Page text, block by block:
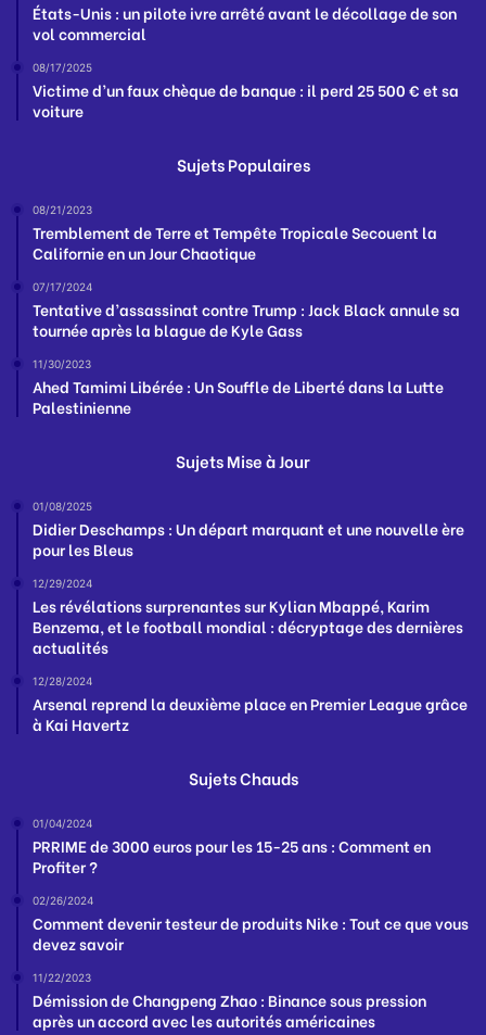
États-Unis : un pilote ivre arrêté avant le décollage de son
vol commercial
08/17/2025
Victime d’un faux chèque de banque : il perd 25 500 € et sa
voiture
Sujets Populaires
08/21/2023
Tremblement de Terre et Tempête Tropicale Secouent la
Californie en un Jour Chaotique
07/17/2024
Tentative d’assassinat contre Trump : Jack Black annule sa
tournée après la blague de Kyle Gass
11/30/2023
Ahed Tamimi Libérée : Un Souffle de Liberté dans la Lutte
Palestinienne
Sujets Mise à Jour
01/08/2025
Didier Deschamps : Un départ marquant et une nouvelle ère
pour les Bleus
12/29/2024
Les révélations surprenantes sur Kylian Mbappé, Karim
Benzema, et le football mondial : décryptage des dernières
actualités
12/28/2024
Arsenal reprend la deuxième place en Premier League grâce
à Kai Havertz
Sujets Chauds
01/04/2024
PRRIME de 3000 euros pour les 15-25 ans : Comment en
Profiter ?
02/26/2024
Comment devenir testeur de produits Nike : Tout ce que vous
devez savoir
11/22/2023
Démission de Changpeng Zhao : Binance sous pression
après un accord avec les autorités américaines